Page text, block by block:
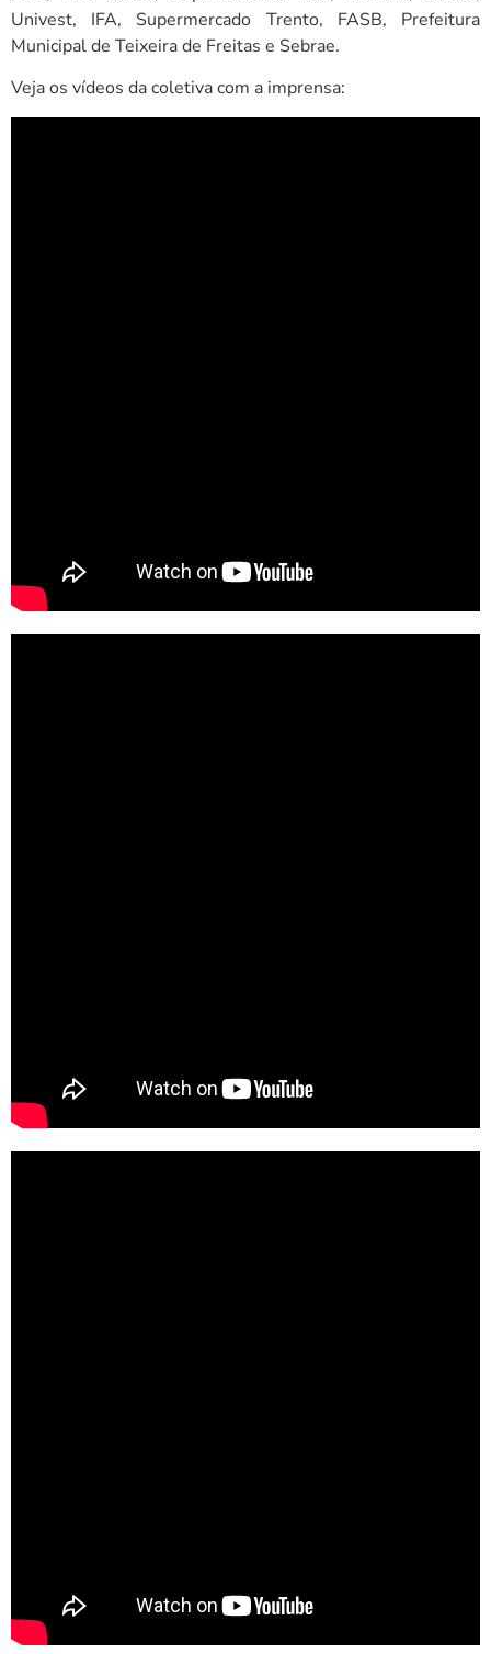
Univest, IFA, Supermercado Trento, FASB, Prefeitura
Municipal de Teixeira de Freitas e Sebrae.
Veja os vídeos da coletiva com a imprensa: